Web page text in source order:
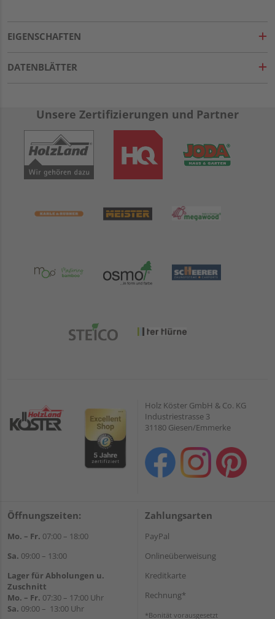
EIGENSCHAFTEN
DATENBLÄTTER
Unsere Zertifizierungen und Partner
Holz Köster GmbH & Co. KG
Industriestrasse 3
31180 Giesen/Emmerke
Öffnungszeiten:
Mo. – Fr. 07:00 – 18:00
Sa. 09:00 – 13:00
Lager für Abholungen u.
Zuschnitt
Mo. – Fr. 07:30 – 17:00 Uhr
Sa. 09:00 – 13:00 Uhr
Zahlungsarten
PayPal
Onlineüberweisung
Kreditkarte
Rechnung*
*Bonität vorausgesetzt